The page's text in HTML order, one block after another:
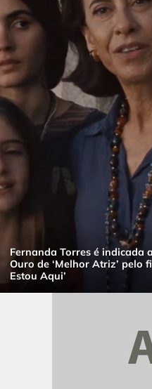
Fernanda Torres é indicada
Ouro de ‘Melhor Atriz’ pelo
Estou Aqui’